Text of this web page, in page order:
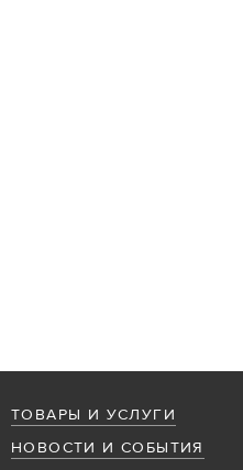
ТОВАРЫ И УСЛУГИ
НОВОСТИ И СОБЫТИЯ